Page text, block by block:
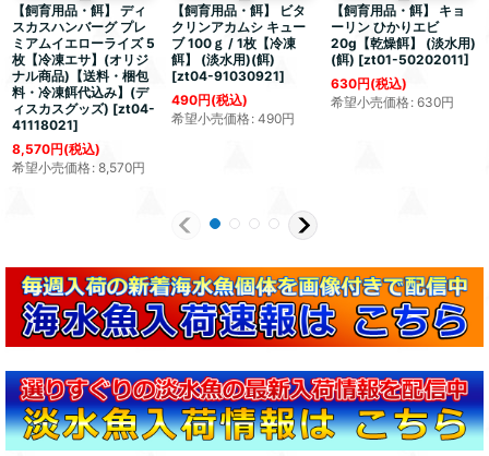
【飼育用品・餌】 ディ
スカスハンバーグ プレ
ミアムイエローライズ 5
枚【冷凍エサ】(オリジ
ナル商品)【送料・梱包
料・冷凍餌代込み】(デ
ィスカスグッズ) [zt04-
41118021]
8,570円(税込)
希望小売価格: 8,570円
【飼育用品・餌】 ビタ
クリンアカムシ キュー
ブ 100ｇ / 1枚【冷凍
餌】 (淡水用)(餌)
[zt04-91030921]
490円(税込)
希望小売価格: 490円
【飼育用品・餌】 キョ
ーリン ひかりエビ
20g【乾燥餌】 (淡水用)
(餌) [zt01-50202011]
630円(税込)
希望小売価格: 630円